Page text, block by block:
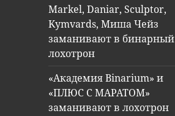
Markel, Daniar, Sculptor,
Kymvards, Миша Чейз
заманивают в бинарный
лохотрон
«Академия Binarium» и
«ПЛЮС С МАРАТОМ»
заманивают в лохотрон